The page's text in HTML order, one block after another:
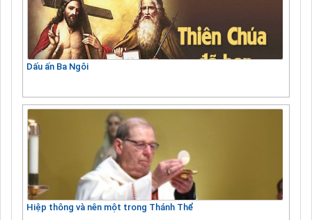
Dấu ấn Ba Ngôi
Hiệp thông và nên một trong Thánh Thể